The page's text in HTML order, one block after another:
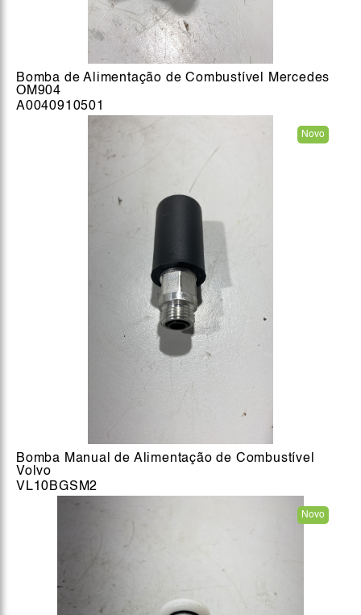
Bomba de Alimentação de Combustível Mercedes
OM904
A0040910501
Novo
Bomba Manual de Alimentação de Combustível
Volvo
VL10BGSM2
Novo